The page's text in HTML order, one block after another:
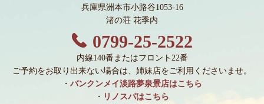
兵庫県洲本市小路谷1053-16
渚の荘 花季内
0799-25-2522
内線140番またはフロント22番
ご予約をお取り出来ない場合は、姉妹店をご利用くださいませ。
・ バンクンメイ淡路夢泉景店はこちら
・ リノスパはこちら